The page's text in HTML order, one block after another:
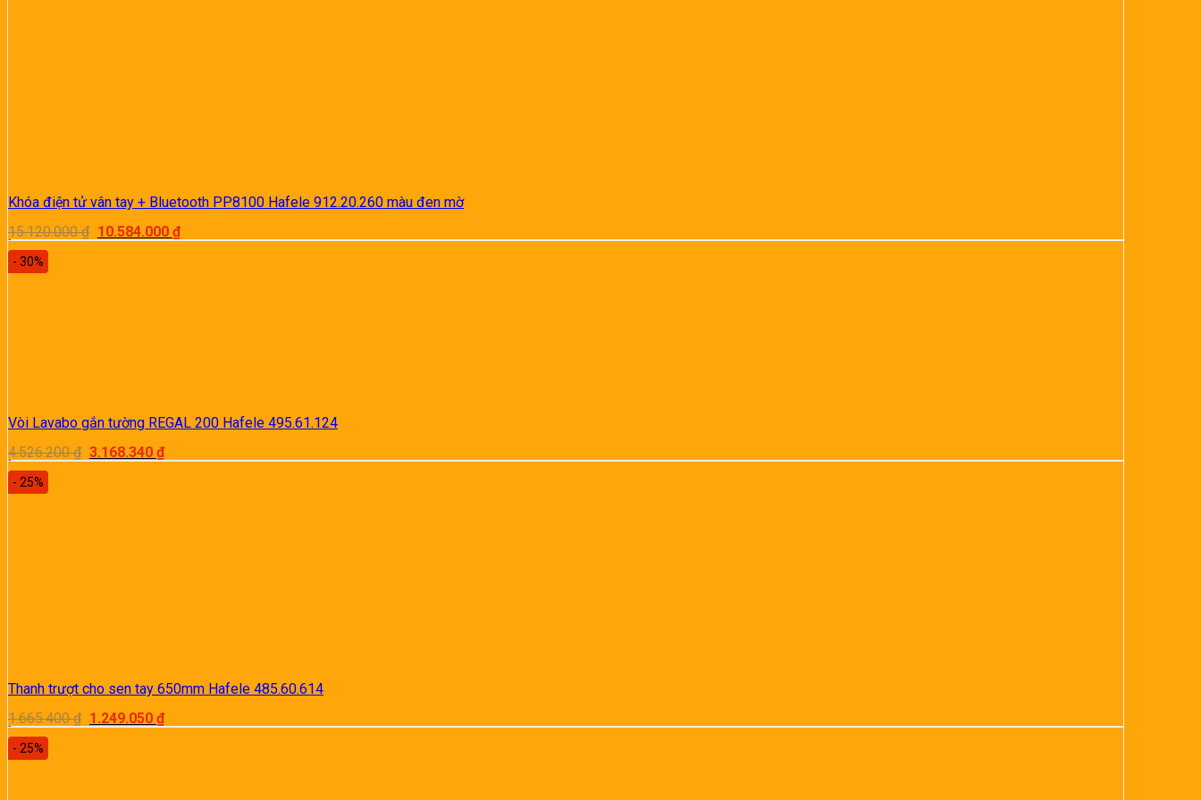
Khóa điện tử vân tay + Bluetooth PP8100 Hafele 912.20.260 màu đen mờ
15.120.000₫ Giá
gốc
10.584.000 ₫Giá
hiện
- 30%
Vòi Lavabo gắn tường REGAL 200 Hafele 495.61.124
4.526.200₫ Giá
gốc
3.168.340 ₫Giá
hiện
- 25%
Thanh trượt cho sen tay 650mm Hafele 485.60.614
1.665.400₫ Giá
gốc
1.249.050 ₫Giá
hiện
- 25%